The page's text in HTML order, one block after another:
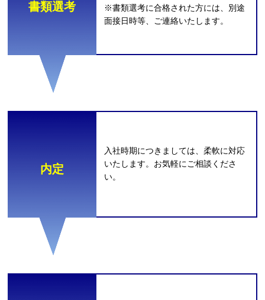
書類選考
※書類選考に合格された⽅には、別途
⾯接⽇時等、ご連絡いたします。
内定
⼊社時期につきましては、柔軟に対応
いたします。お気軽にご相談くださ
い。